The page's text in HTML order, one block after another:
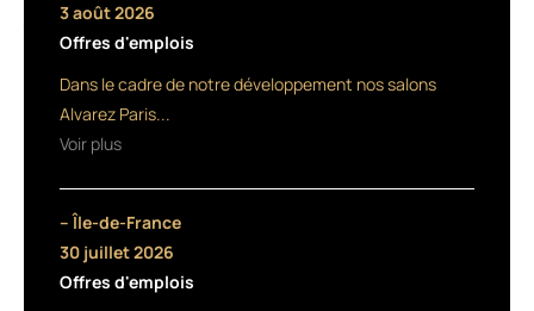
tomber
parfaitement
pointes
douces.
service
3 août 2026
Offres d'emplois
Dans le cadre de notre développement nos salons
Alvarez Paris...
Voir plus
– Île-de-France
30 juillet 2026
Offres d'emplois